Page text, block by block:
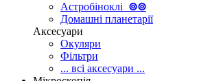
Астробіноклі ⊚⊚
Домашні планетарії
Аксесуари
Окуляри
Фільтри
... всі аксесуари ...